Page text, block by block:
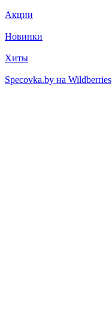
Акции
Новинки
Хиты
Specovka.by на Wildberries